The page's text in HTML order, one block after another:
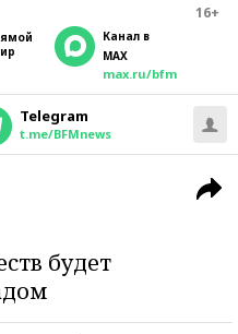
16+
Канал в
MAX
max.ru/bfm
Telegram
t.me/BFMnews
будет